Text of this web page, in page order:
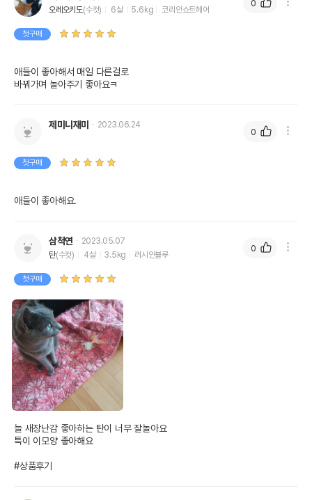
오레오키도(수컷) 6살 5.6kg 코리안쇼트헤어
첫구매
애들이 좋아해서 매일 다른걸로
바꿔가며 놀아주기 좋아요ㅋ
0
제미니재미 2023.06.24
첫구매
애들이 좋아해요.
0
삼척연
2023.05.07
탄(수컷) 4살 3.5kg 러시안블루
첫구매
늘 새장난감 좋아하는 탄이 너무 잘놀아요
특이 이모양 좋아해요
#상품후기
0